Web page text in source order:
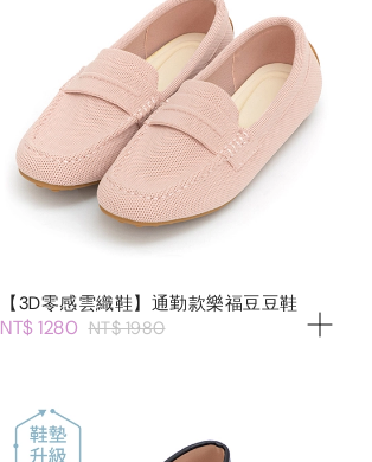
【3D零感雲織鞋】通勤款樂福豆豆鞋
NT$ 1280 NT$ 1980